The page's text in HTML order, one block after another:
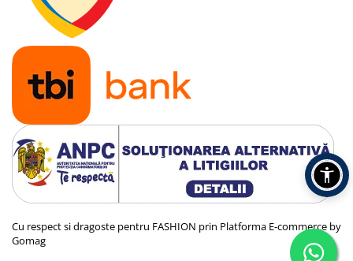
Cu respect si dragoste pentru FASHION prin Platforma E-commerce by
Gomag